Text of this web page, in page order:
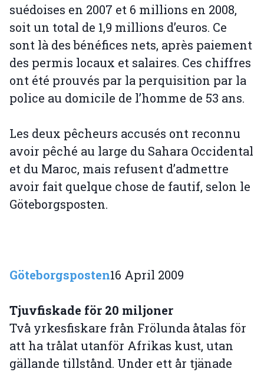
suédoises en 2007 et 6 millions en 2008,
soit un total de 1,9 millions d’euros. Ce
sont là des bénéfices nets, après paiement
des permis locaux et salaires. Ces chiffres
ont été prouvés par la perquisition par la
police au domicile de l’homme de 53 ans.
Les deux pêcheurs accusés ont reconnu
avoir pêché au large du Sahara Occidental
et du Maroc, mais refusent d’admettre
avoir fait quelque chose de fautif, selon le
Göteborgsposten.
Göteborgsposten16 April 2009
Tjuvfiskade för 20 miljoner
Två yrkesfiskare från Frölunda åtalas för
att ha trålat utanför Afrikas kust, utan
gällande tillstånd. Under ett år tjänade